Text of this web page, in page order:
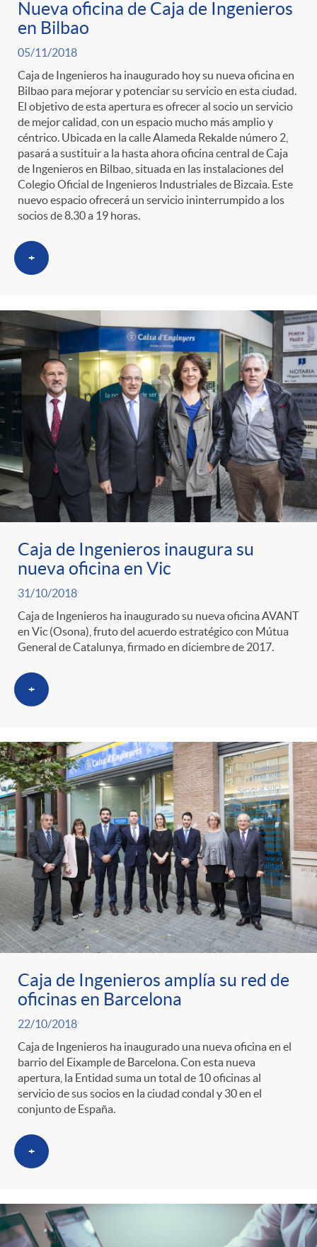
o
r
i
a
s
Nueva oficina de Caja de Ingenieros
en Bilbao
05/11/2018
Caja de Ingenieros ha inaugurado hoy su nueva oficina en
Bilbao para mejorar y potenciar su servicio en esta ciudad.
El objetivo de esta apertura es ofrecer al socio un servicio
de mejor calidad, con un espacio mucho más amplio y
céntrico. Ubicada en la calle Alameda Rekalde número 2,
pasará a sustituir a la hasta ahora oficina central de Caja
de Ingenieros en Bilbao, situada en las instalaciones del
Colegio Oficial de Ingenieros Industriales de Bizcaia. Este
nuevo espacio ofrecerá un servicio ininterrumpido a los
socios de 8.30 a 19 horas.
+
Caja de Ingenieros inaugura su
nueva oficina en Vic
31/10/2018
Caja de Ingenieros ha inaugurado su nueva oficina AVANT
en Vic (Osona), fruto del acuerdo estratégico con Mútua
General de Catalunya, firmado en diciembre de 2017.
+
Caja de Ingenieros amplía su red de
oficinas en Barcelona
22/10/2018
Caja de Ingenieros ha inaugurado una nueva oficina en el
barrio del Eixample de Barcelona. Con esta nueva
apertura, la Entidad suma un total de 10 oficinas al
servicio de sus socios en la ciudad condal y 30 en el
conjunto de España.
+